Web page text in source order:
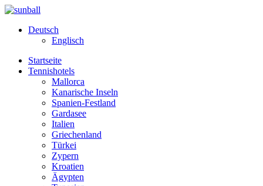
Deutsch
Englisch
Startseite
Tennishotels
Mallorca
Kanarische Inseln
Spanien-Festland
Gardasee
Italien
Griechenland
Türkei
Zypern
Kroatien
Ägypten